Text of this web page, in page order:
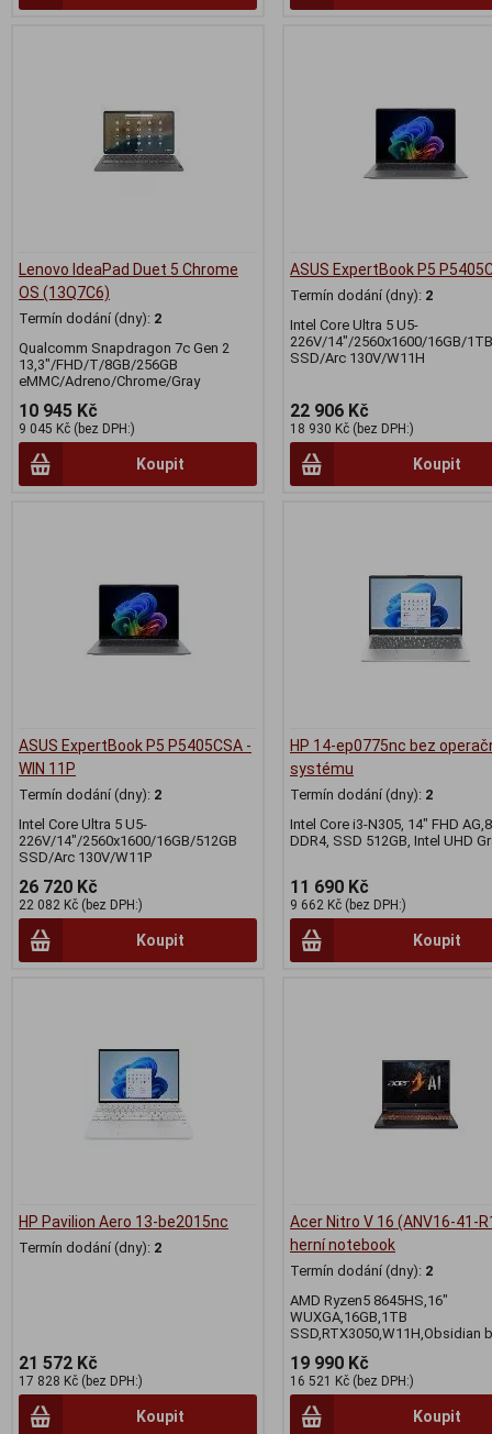
Lenovo IdeaPad Duet 5 Chrome
OS (13Q7C6)
Termín dodání (dny): 2
Qualcomm Snapdragon 7c Gen 2
13,3"/FHD/T/8GB/256GB
eMMC/Adreno/Chrome/Gray
10 945 Kč
9 045 Kč (bez DPH:)
Koupit
ASUS ExpertBook P5
Termín dodání (dny): 2
Intel Core Ultra 5 U5-
226V/14"/2560x1600/16GB/1TB
SSD/Arc 130V/W11H
22 906 Kč
18 930 Kč (bez DPH:)
Koupit
ASUS ExpertBook P5 P5405CSA -
WIN 11P
Termín dodání (dny): 2
Intel Core Ultra 5 U5-
226V/14"/2560x1600/16GB/512GB
SSD/Arc 130V/W11P
26 720 Kč
22 082 Kč (bez DPH:)
Koupit
HP 14-ep0775nc bez
systému
Termín dodání (dny): 2
Intel Core i3-N305, 14" FHD
DDR4, SSD 512GB, Intel UHD
11 690 Kč
9 662 Kč (bez DPH:)
Koupit
HP Pavilion Aero 13-be2015nc
Termín dodání (dny): 2
21 572 Kč
17 828 Kč (bez DPH:)
Koupit
Acer Nitro V 16 (ANV16-41-
herní notebook
Termín dodání (dny): 2
AMD Ryzen5 8645HS,16"
WUXGA,16GB,1TB
SSD,RTX3050,W11H,Obsidian
19 990 Kč
16 521 Kč (bez DPH:)
Koupit